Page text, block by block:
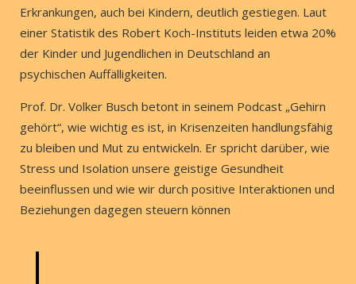
Erkrankungen, auch bei Kindern, deutlich gestiegen. Laut
einer Statistik des Robert Koch-Instituts leiden etwa 20%
der Kinder und Jugendlichen in Deutschland an
psychischen Auffälligkeiten.
Prof. Dr. Volker Busch betont in seinem Podcast „Gehirn
gehört“, wie wichtig es ist, in Krisenzeiten handlungsfähig
zu bleiben und Mut zu entwickeln. Er spricht darüber, wie
Stress und Isolation unsere geistige Gesundheit
beeinflussen und wie wir durch positive Interaktionen und
Beziehungen dagegen steuern können